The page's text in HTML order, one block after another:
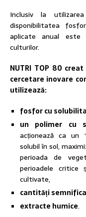
Inclusiv la
disponibilitatea
aplicate anual este
culturilor.
NUTRI TOP 80
cercetare inovare
utilizează:
fosfor cu
un polimer cu
acționează ca un
solubil în sol,
perioada de
perioadele critice
cultivate,
cantități
extracte humice.